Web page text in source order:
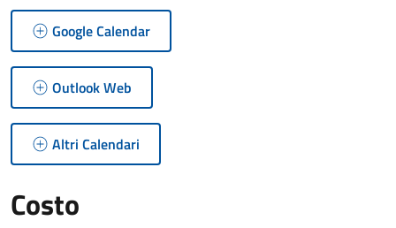
Google Calendar
Outlook Web
Altri Calendari
Costo